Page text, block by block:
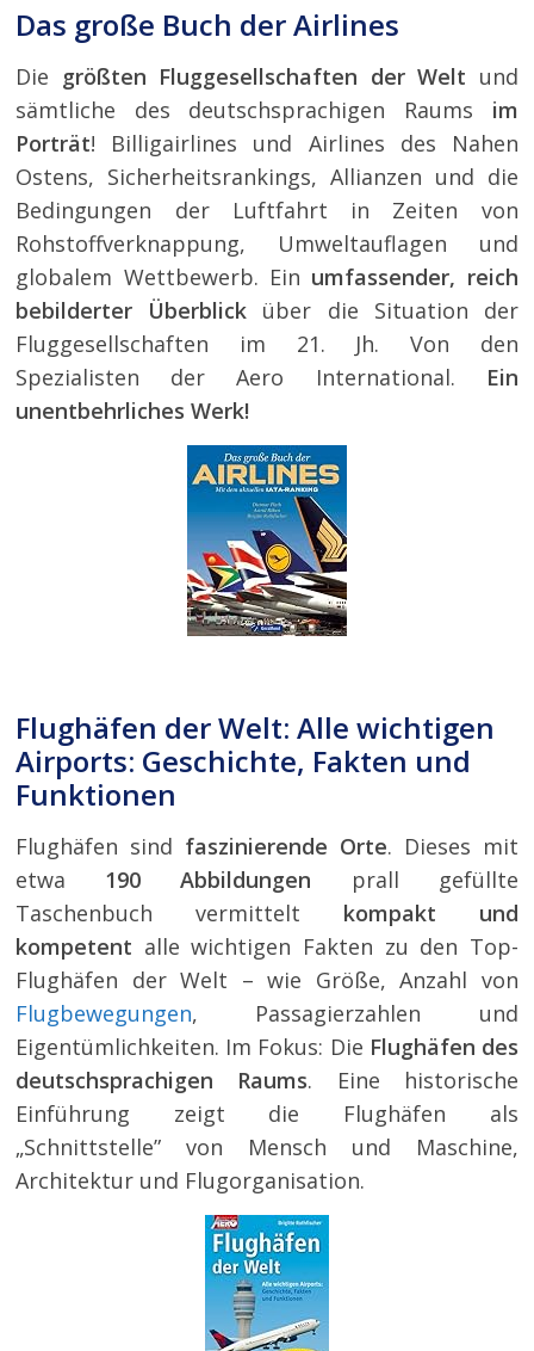
Das große Buch der Airlines
Die größten Fluggesellschaften der Welt und
sämtliche des deutschsprachigen Raums im
Porträt! Billigairlines und Airlines des Nahen
Ostens, Sicherheitsrankings, Allianzen und die
Bedingungen der Luftfahrt in Zeiten von
Rohstoffverknappung, Umweltauflagen und
globalem Wettbewerb. Ein umfassender, reich
bebilderter Überblick über die Situation der
Fluggesellschaften im 21. Jh. Von den
Spezialisten der Aero International.
Ein
unentbehrliches Werk!
Flughäfen der Welt: Alle wichtigen
Airports: Geschichte, Fakten und
Funktionen
Flughäfen sind faszinierende Orte. Dieses mit
etwa 190 Abbildungen prall gefüllte
Taschenbuch vermittelt kompakt und
kompetent alle wichtigen Fakten zu den Top-
Flughäfen der Welt – wie Größe, Anzahl von
Flugbewegungen, Passagierzahlen und
Eigentümlichkeiten. Im Fokus: Die Flughäfen des
deutschsprachigen Raums. Eine historische
Einführung zeigt die Flughäfen als
„Schnittstelle” von Mensch und Maschine,
Architektur und Flugorganisation.